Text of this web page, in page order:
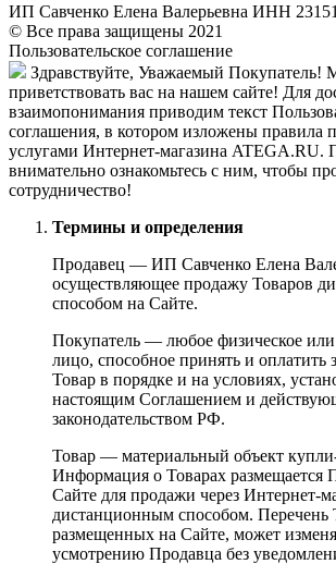
ИП Савченко Елена Валерьевна ИНН
© Все права защищены 2021
Пользовательское соглашение
Здравствуйте, Уважаемый Покупатель!
приветствовать вас на нашем сайте! Для
взаимопонимания приводим текст
соглашения, в котором изложены правила
услугами Интернет-магазина ATEGA.RU.
внимательно ознакомьтесь с ним, чтобы
сотрудничество!
Термины и определения
Продавец — ИП Савченко Елена
осуществляющее продажу Товаров
способом на Сайте.
Покупатель — любое физическое
лицо, способное принять и оплатить
Товар в порядке и на условиях,
настоящим Соглашением и
законодательством РФ.
Товар — материальный объект
Информация о Товарах размещается
Сайте для продажи через Интернет-
дистанционным способом. Перечень
размещенных на Сайте, может
усмотрению Продавца без